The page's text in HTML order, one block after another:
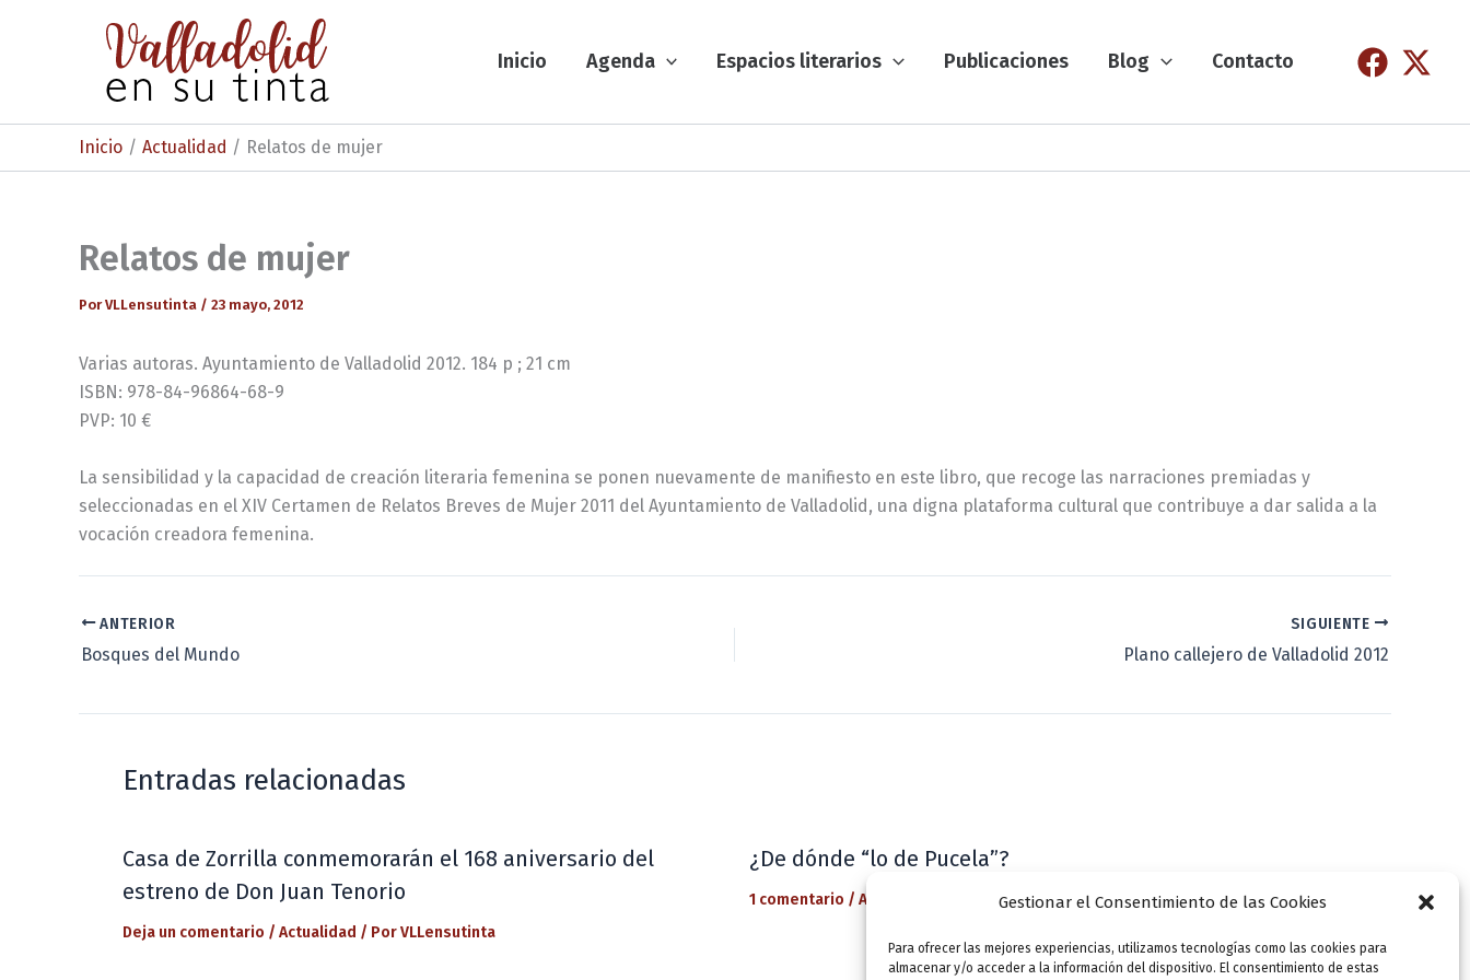
Gestionar el Consentimiento de las Cookies
Para ofrecer las mejores experiencias, utilizamos tecnologías como las cookies para
almacenar y/o acceder a la información del dispositivo. El consentimiento de estas
Inicio Agenda Espacios literarios Publicaciones Blog Contacto
Inicio Actualidad Relatos de mujer
Relatos de mujer
PorVLLensutinta / 23 mayo, 2012
Varias autoras. Ayuntamiento de Valladolid 2012. 184 p ; 21 cm
ISBN: 978-84-96864-68-9
PVP: 10 €
La sensibilidad y la capacidad de creación literaria femenina se ponen nuevamente de manifiesto en este libro, que recoge las narraciones premiadas y
seleccionadas en el XIV Certamen de Relatos Breves de Mujer 2011 del Ayuntamiento de Valladolid, una digna plataforma cultural que contribuye a dar salida a la
vocación creadora femenina.
ANTERIOR
Bosques del Mundo
SIGUIENTE
Plano callejero de Valladolid 2012
Entradas relacionadas
Casa de Zorrilla conmemorarán el 168 aniversario del
estreno de Don Juan Tenorio
Deja un comentario / Actualidad / PorVLLensutinta
¿De dónde “lo de Pucela”?
1 comentario / Actualidad VLLensutinta